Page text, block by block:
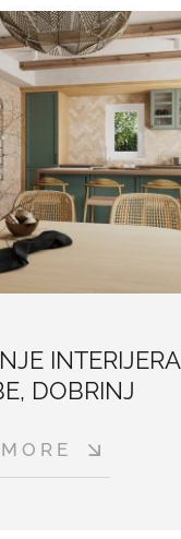
INTERIJERA
DOBRINJ